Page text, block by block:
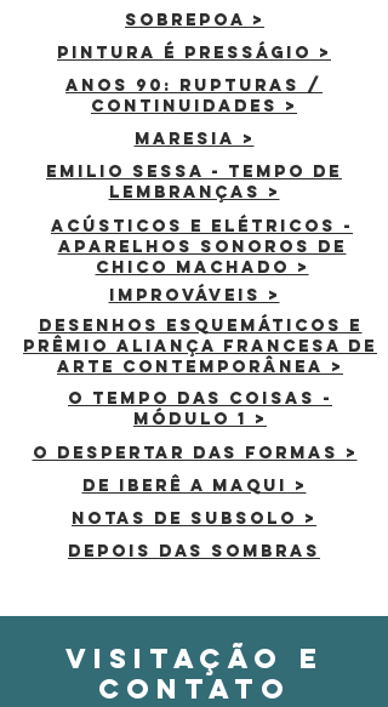
SOBREPOA >
Pintura é presságio >
ANOS 90: RUPTURAs /
continuidades >
maresia >
emilio sessa - tempo de
lembranças >
acústicos e elétricos -
aparelhos sonoros de
chico machado >
improváveis >
desenhos esquemáticos e
Prêmio aliança francesa de
arte contemporÂnea >
o tempo das coisas -
módulo 1 >
o despertar das formas >
de iberê a maqui >
notas de subsolo >
Depois das sombras
VISITAÇÃO E
CONTATO